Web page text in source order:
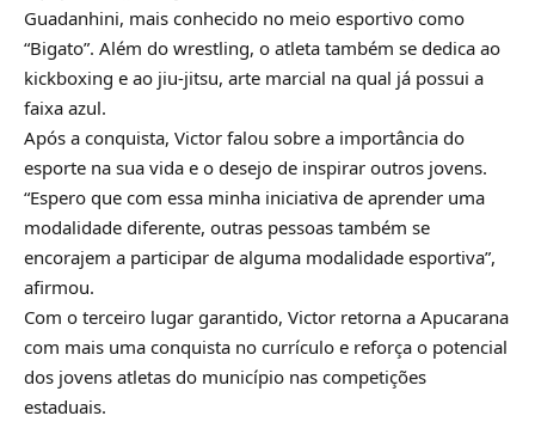
Guadanhini, mais conhecido no meio esportivo como
“Bigato”. Além do wrestling, o atleta também se dedica ao
kickboxing e ao jiu-jitsu, arte marcial na qual já possui a
faixa azul.
Após a conquista, Victor falou sobre a importância do
esporte na sua vida e o desejo de inspirar outros jovens.
“Espero que com essa minha iniciativa de aprender uma
modalidade diferente, outras pessoas também se
encorajem a participar de alguma modalidade esportiva”,
afirmou.
Com o terceiro lugar garantido, Victor retorna a Apucarana
com mais uma conquista no currículo e reforça o potencial
dos jovens atletas do município nas competições
estaduais.